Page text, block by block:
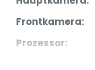
Frontkamera:
Prozessor: